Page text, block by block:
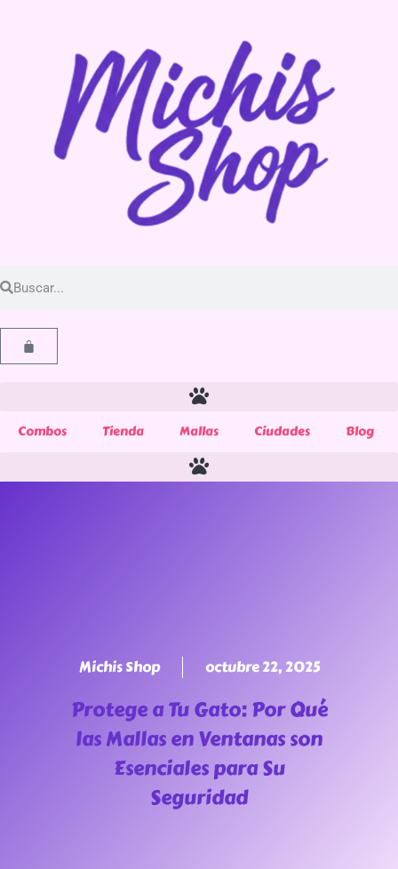
Combos Tienda Mallas Ciudades Blog
Michis Shop octubre 22, 2025
Protege a Tu Gato: Por Qué
las Mallas en Ventanas son
Esenciales para Su
Seguridad